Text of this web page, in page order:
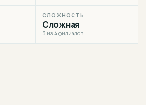
СЛОЖНОСТЬ
Сложная
3 из 4 филиалов